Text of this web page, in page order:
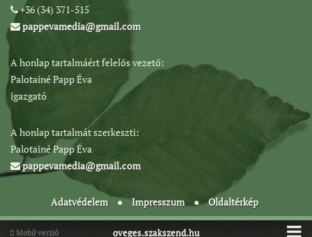
+36 (34) 371-515
pappevamedia@gmail.com
A honlap tartalmáért felelős vezető:
Palotainé Papp Éva
igazgató
A honlap tartalmát szerkeszti:
Palotainé Papp Éva
pappevamedia@gmail.com
Adatvédelem ● Impresszum ● Oldaltérkép
Mobil verzió oveges.szakszend.hu